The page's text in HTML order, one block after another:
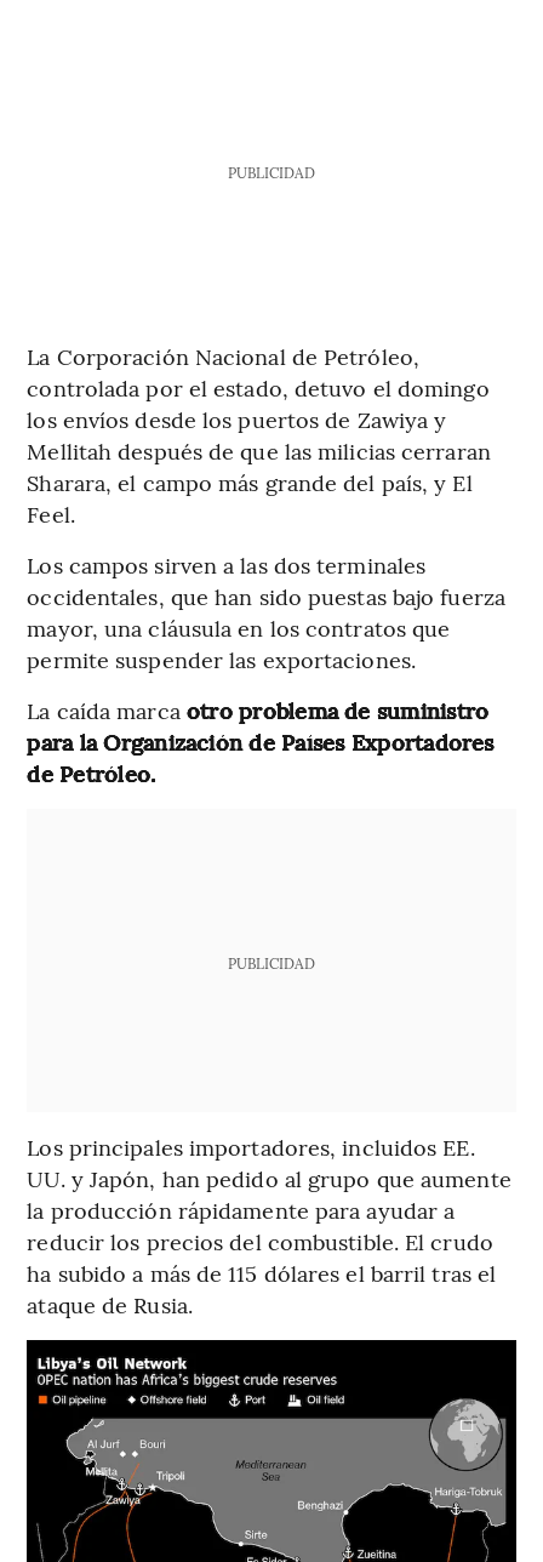
PUBLICIDAD
La Corporación Nacional de Petróleo,
controlada por el estado, detuvo el domingo
los envíos desde los puertos de Zawiya y
Mellitah después de que las milicias cerraran
Sharara, el campo más grande del país, y El
Feel.
Los campos sirven a las dos terminales
occidentales, que han sido puestas bajo fuerza
mayor, una cláusula en los contratos que
permite suspender las exportaciones.
La caída marca otro problema de suministro
para la Organización de Países Exportadores
de Petróleo.
PUBLICIDAD
Los principales importadores, incluidos EE.
UU. y Japón, han pedido al grupo que aumente
la producción rápidamente para ayudar a
reducir los precios del combustible. El crudo
ha subido a más de 115 dólares el barril tras el
ataque de Rusia.